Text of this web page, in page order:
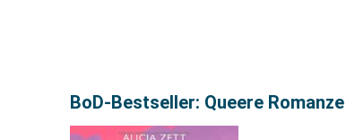
BoD-Bestseller: Queere